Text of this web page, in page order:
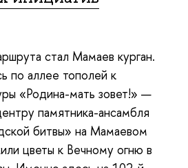
стал Мамаев курган.
по аллее тополей к
«Родина-мать зовет!» —
памятника-ансамбля
битвы» на Мамаевом
цветы к Вечному огню в